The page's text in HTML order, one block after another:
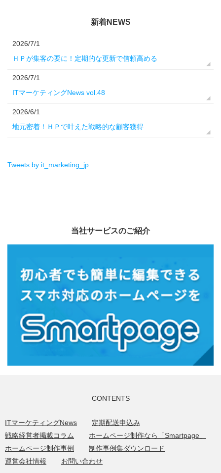
新着NEWS
2026/7/1
ＨＰが集客の要に！定期的な更新で信頼高める
2026/7/1
ITマーケティングNews vol.48
2026/6/1
地元密着！ＨＰで叶えた戦略的な顧客獲得
Tweets by it_marketing_jp
当社サービスのご紹介
CONTENTS
ITマーケティングNews
定期配送申込み
戦略経営者掲載コラム
ホームページ制作なら「Smartpage」
ホームページ制作事例
制作事例集ダウンロード
運営会社情報
お問い合わせ